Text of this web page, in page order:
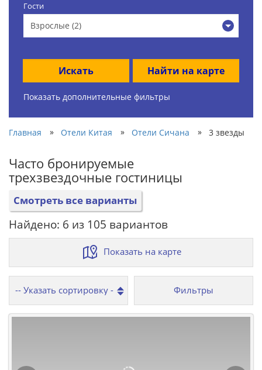
Гости
Взрослые (2)
Искать Найти на карте
Показать дополнительные фильтры
Главная » Отели Китая » Отели Сичана » 3 звезды
Часто бронируемые
трехзвездочные гостиницы
Смотреть все варианты
Найдено: 6 из 105 вариантов
Показать на карте
Фильтры